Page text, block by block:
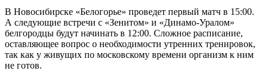
В Новосибирске «Белогорье» проведет первый матч в 15:00.
А следующие встречи с «Зенитом» и «Динамо-Уралом»
белгородцы будут начинать в 12:00. Сложное расписание,
оставляющее вопрос о необходимости утренних тренировок,
так как у живущих по московскому времени организм к ним
не готов.